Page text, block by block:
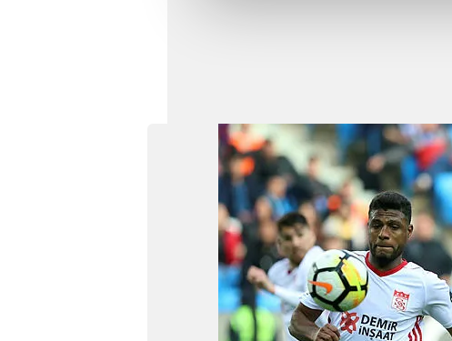
butonuna tıklayabilir,Çerez
6698 sayılı Kişisel Verilerin
mevzuata uygun olarak kullanılan